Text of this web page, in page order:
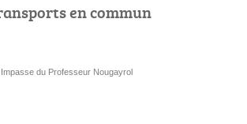
en commun
du Professeur Nougayrol